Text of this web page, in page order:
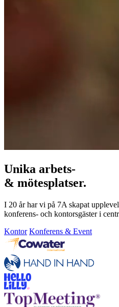
Unika arbets-
& mötesplatser.
I 20 år har vi på 7A skapat
konferens- och kontorsgäster i
Kontor Konferens & Event